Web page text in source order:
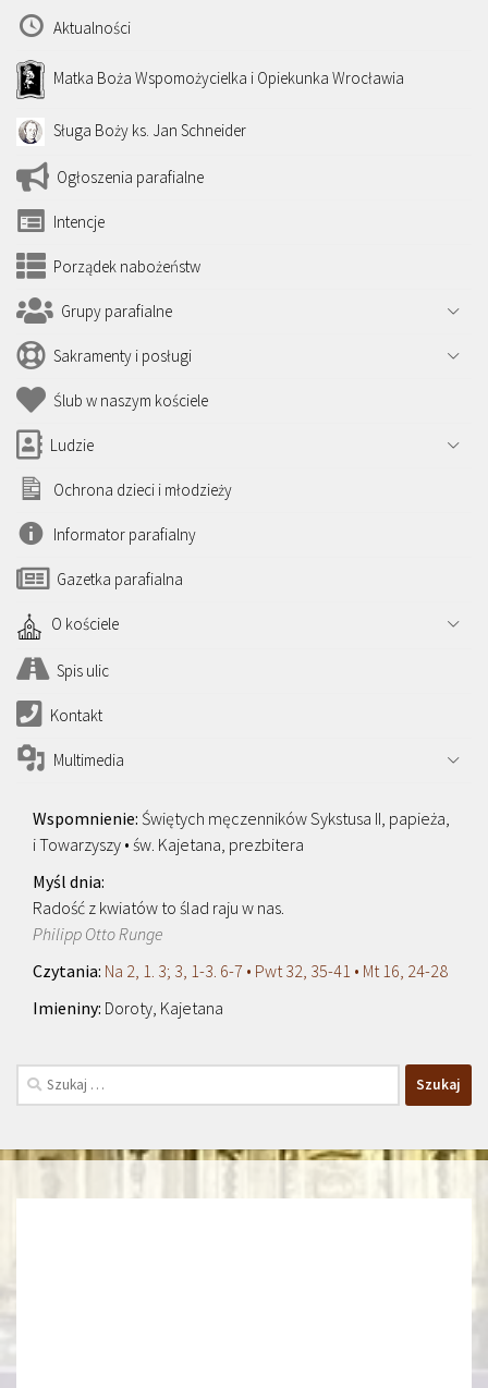
Aktualności
Matka Boża Wspomożycielka i Opiekunka Wrocławia
Sługa Boży ks. Jan Schneider
Ogłoszenia parafialne
Intencje
Porządek nabożeństw
Grupy parafialne
Sakramenty i posługi
Ślub w naszym kościele
Ludzie
Ochrona dzieci i młodzieży
Informator parafialny
Gazetka parafialna
O kościele
Spis ulic
Kontakt
Multimedia
Świętych męczenników Sykstusa II, papieża,
i Towarzyszy • św. Kajetana, prezbitera
Radość z kwiatów to ślad raju w nas.
Philipp Otto Runge
Na 2, 1. 3; 3, 1-3. 6-7 • Pwt 32, 35-41 • Mt 16, 24-28
Doroty, Kajetana
Szukaj: